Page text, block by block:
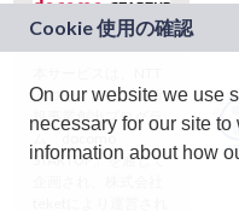
ドコモグループの新
規事業創出プログラ
ム「docomo
STARTUP」を通じて
On our website we use
necessary for our site
information about how